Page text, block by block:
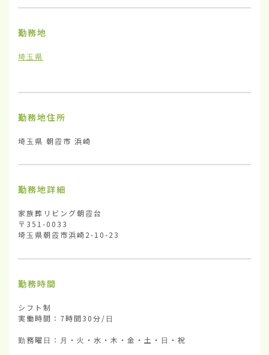
勤務地
埼玉県
勤務地住所
埼玉県 朝霞市 浜崎
勤務地詳細
家族葬リビング朝霞台
〒351-0033
埼玉県朝霞市浜崎2-10-23
勤務時間
シフト制
実働時間：7時間30分/日
勤務曜日：月・火・水・木・金・土・日・祝